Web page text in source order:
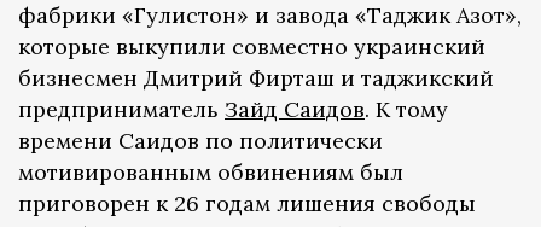
фабрики «Гулистон» и завода «Таджик Азот»,
которые выкупили совместно украинский
бизнесмен Дмитрий Фирташ и таджикский
предприниматель Зайд Саидов. К тому
времени Саидов по политически
мотивированным обвинениям был
приговорен к 26 годам лишения свободы